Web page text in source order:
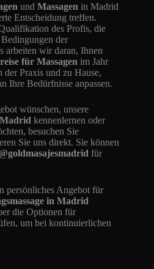
und Massagen in Madrid
Entscheidung treffen.
des Profis, die
der
arbeiten wir daran, Ihnen
für Massagen im Jahr
Praxis und zu Hause,
Ihre Bedürfnisse anpassen.
wünschen, unsere
kennenlernen oder
besuchen Sie
Sie uns direkt. Sie können
@goldmasajesmadrid für
persönliches Angebot für
in Madrid
die Optionen für
um bei kontinuierlichen